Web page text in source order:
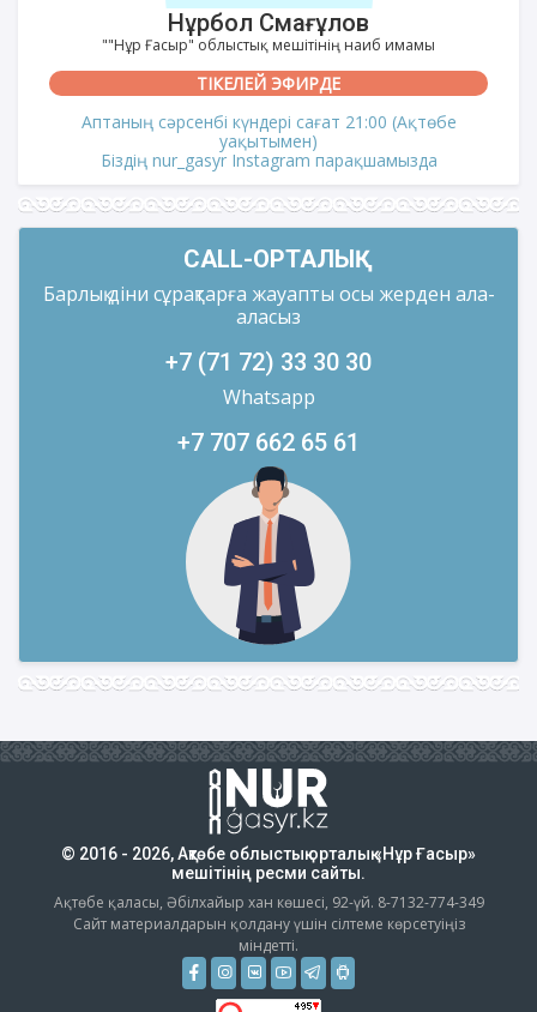
Нұрбол Смағұлов
""Нұр Ғасыр" облыстық мешітінің наиб имамы
ТІКЕЛЕЙ ЭФИРДЕ
Аптаның сәрсенбі күндері сағат 21:00 (Ақтөбе
уақытымен)
Біздің nur_gasyr Instagram парақшамызда
CALL-ОРТАЛЫҚ
Барлық діни сұрақтарға жауапты осы жерден ала-
аласыз
+7 (71 72) 33 30 30
Whatsapp
+7 707 662 65 61
© 2016 - 2026, Ақтөбе облыстық орталық «Нұр Ғасыр»
мешітінің ресми сайты.
Ақтөбе қаласы, Әбілхайыр хан көшесі, 92-үй. 8-7132-774-349
Сайт материалдарын қолдану үшін сілтеме көрсетуіңіз
міндетті.